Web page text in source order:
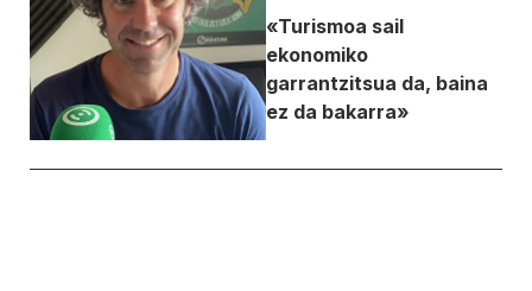
«Turismoa sail
ekonomiko
garrantzitsua da, baina
ez da bakarra»